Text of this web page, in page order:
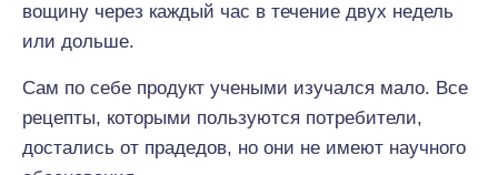
вощину через каждый час в течение двух недель
или дольше.
Сам по себе продукт учеными изучался мало. Все
рецепты, которыми пользуются потребители,
достались от прадедов, но они не имеют научного